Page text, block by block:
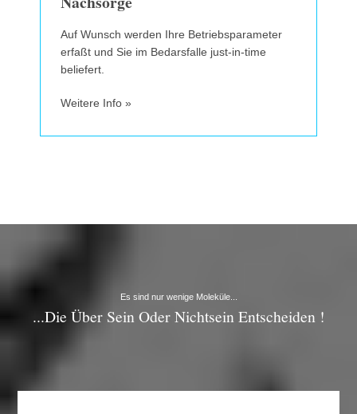
Auf Wunsch werden Ihre Betriebsparameter
erfaßt und Sie im Bedarsfalle just-in-time
beliefert.
Weitere Info »
Es sind nur wenige Moleküle...
...die Über Sein Oder Nichtsein Entscheiden !